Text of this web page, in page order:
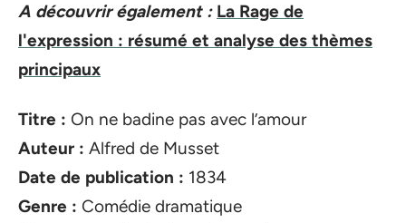
A découvrir également : La Rage de
l'expression : résumé et analyse des thèmes
principaux
Titre : On ne badine pas avec l’amour
Auteur : Alfred de Musset
Date de publication : 1834
Genre : Comédie dramatique